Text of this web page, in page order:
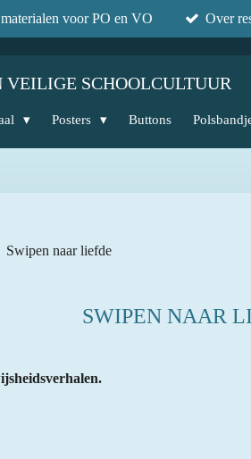
voor PO en VO Over
VEILIGE SCHOOLCULTUUR
Posters Buttons
Swipen naar liefde
SWIPEN NAAR